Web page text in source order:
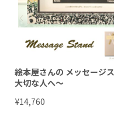
見るたびに気持ちほ
絵本屋さんの メッセージ
大切な人へ～
¥14,760